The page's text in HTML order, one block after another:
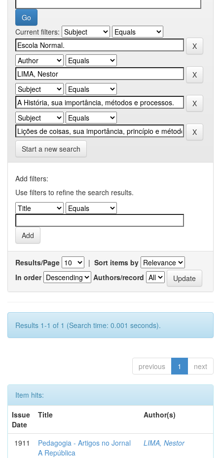
Current filters:
Start a new search
Add filters:
Use filters to refine the search results.
Results/Page | Sort items by
In order
Authors/record
Results 1-1 of 1 (Search time: 0.001 seconds).
previous 1 next
Item hits:
Issue
Date
Title Author(s)
1911
Pedagogia - Artigos no Jornal
A República
LIMA, Nestor